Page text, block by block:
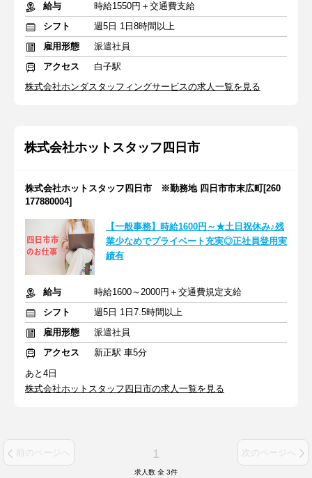
給与
時給1550円＋交通費支給
シフト
週5日 1日8時間以上
雇用形態
派遣社員
アクセス
白子駅
株式会社ホンダスタッフィングサービスの求人一覧を見る
株式会社ホットスタッフ四日市
株式会社ホットスタッフ四日市 ※勤務地 四日市市末広町[260
177880004]
【一般事務】時給1600円～★土日祝休み♪残
業少なめでプライベート充実◎正社員登用実
績有
給与
時給1600～2000円＋交通費規定支給
シフト
週5日 1日7.5時間以上
雇用形態
派遣社員
アクセス
新正駅 車5分
あと4日
株式会社ホットスタッフ四日市の求人一覧を見る
前のページへ 1 次のページへ
求人数 全 3件